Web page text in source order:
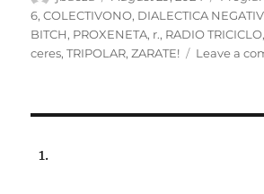
on
6,COLECTIVONO, DIALECTICA
BITCH, PROXENETA, r., RADIO TRICICLO,
ceres,TRIPOLAR,ZARATE! Leave a